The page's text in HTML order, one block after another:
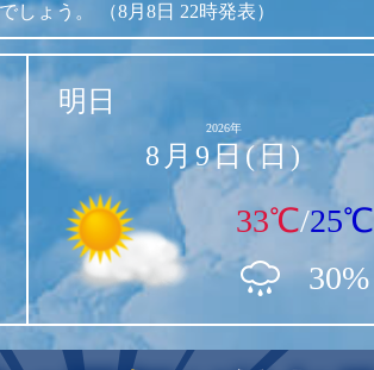
しょう。 （8月8日 22時発表）
明日
2026年
8月9日(日)
33℃/25℃
30%